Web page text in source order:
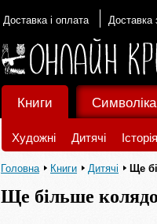
Доставка і оплата Доставка
Книги
Художні Дитячі Історія
Символіка
Головна Книги Дитячі Ще
Ще більше